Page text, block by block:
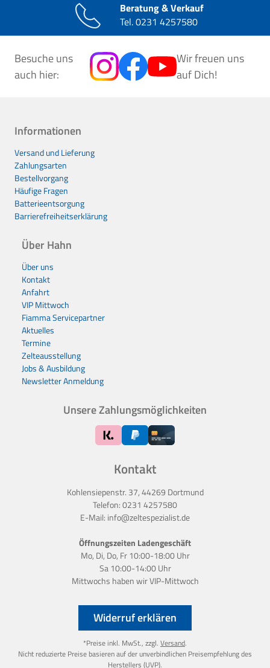
Beratung & Verkauf
Tel.0231 4257580
Besuche uns
auch hier:
Wir freuen uns
auf Dich!
Widerruf erklären
*Preise inkl. MwSt., zzgl. Versand.
Nicht reduzierte Preise basieren auf der unverbindlichen Preisempfehlung des
Herstellers (UVP).
Informationen
Versand und Lieferung
Zahlungsarten
Bestellvorgang
Häufige Fragen
Batterieentsorgung
Barrierefreiheitserklärung
Über Hahn
Über uns
Kontakt
Anfahrt
VIP Mittwoch
Fiamma Servicepartner
Aktuelles
Termine
Zelteausstellung
Jobs & Ausbildung
Newsletter Anmeldung
Kontakt
Kohlensiepenstr. 37, 44269 Dortmund
Telefon:0231 4257580
E-Mail: info@zeltespezialist.de
Öffnungszeiten Ladengeschäft
Mo, Di, Do, Fr 10:00-18:00 Uhr
Sa 10:00-14:00 Uhr
Mittwochs haben wirVIP-Mittwoch
Unsere Zahlungsmöglichkeiten